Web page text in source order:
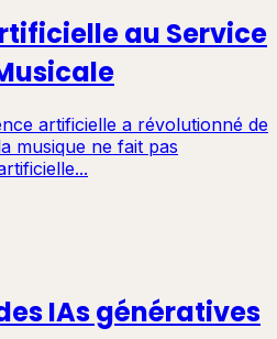
au Service
artificielle a révolutionné de
musique ne fait pas
IAs génératives